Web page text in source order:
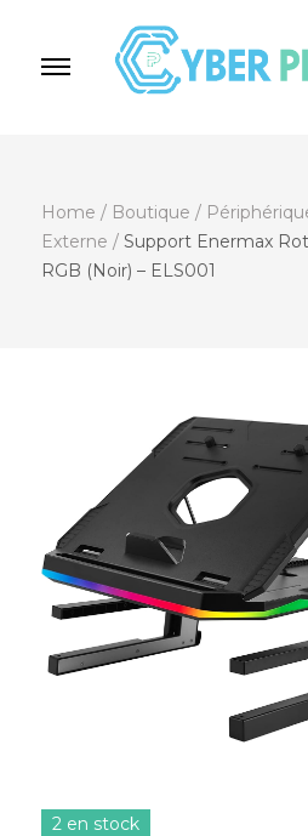
Home / Boutique /
Externe / Support Enermax
RGB (Noir) – ELS001
2 en stock